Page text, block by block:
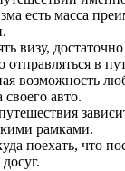
есть масса
визу,
в
возможность
авто.
рамками.
поехать, что